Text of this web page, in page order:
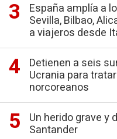
España amplía a
Sevilla, Bilbao,
a viajeros desde
Detienen a seis
Ucrania para
norcoreanos
Un herido grave y
Santander